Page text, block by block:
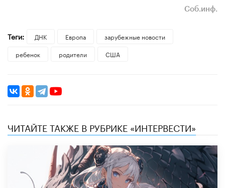
Cоб.инф.
Теги: ДНК Европа
зарубежные новости
ребенок
родители США
ЧИТАЙТЕ ТАКЖЕ В РУБРИКЕ «ИНТЕРВЕСТИ»